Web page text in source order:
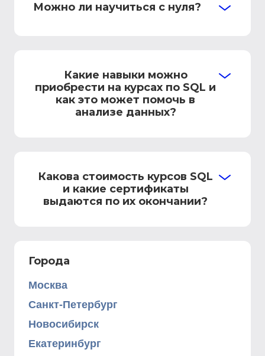
Можно ли научиться с нуля?
Какие навыки можно
приобрести на курсах по SQL и
как это может помочь в
анализе данных?
Какова стоимость курсов SQL
и какие сертификаты
выдаются по их окончании?
Города
Москва
Санкт-Петербург
Новосибирск
Екатеринбург